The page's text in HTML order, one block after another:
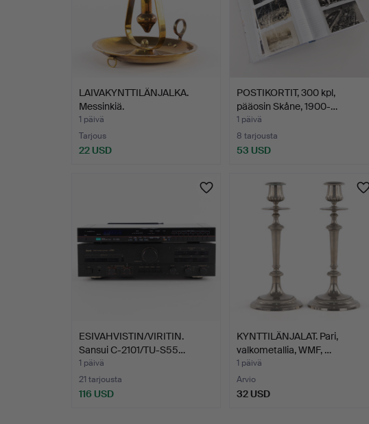
LAIVAKYNTTILÄNJALKA.
Messinkiä.
1 päivä
Tarjous
22 USD
POSTIKORTIT, 300 kpl,
pääosin Skåne, 1900-…
1 päivä
8 tarjousta
53 USD
ESIVAHVISTIN/VIRITIN.
Sansui C-2101/TU-S55…
1 päivä
21 tarjousta
116 USD
KYNTTILÄNJALAT. Pari,
valkometallia, WMF, …
1 päivä
Arvio
32 USD